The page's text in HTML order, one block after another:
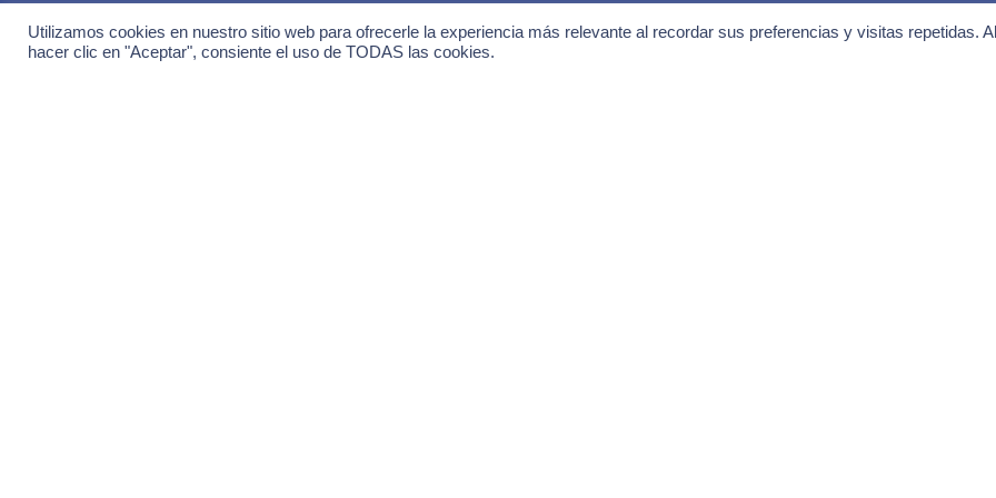
Únete a la comunidad de
especialistas
Utilizamos cookies en nuestro sitio web para ofrecerle la experiencia más relevante al recordar sus preferencias y visitas repetidas. Al
hacer clic en "Aceptar", consiente el uso de TODAS las cookies.